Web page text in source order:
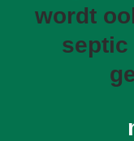
wordt
septic